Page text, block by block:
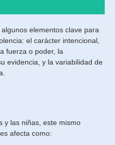
elementos clave para
el carácter intencional,
fuerza o poder, la
evidencia, y la variabilidad de
y las niñas, este mismo
afecta como: